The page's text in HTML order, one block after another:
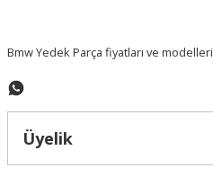
Bmw Yedek Parça fiyatları ve modelleri
Üyelik